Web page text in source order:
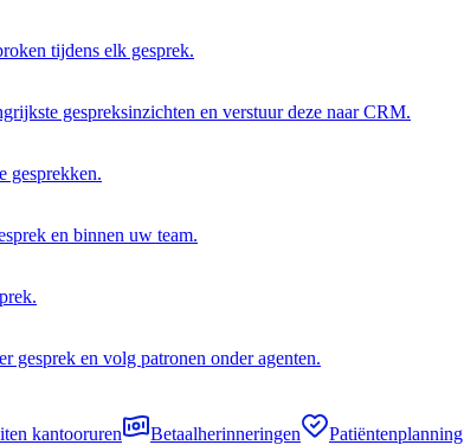
tijdens elk gesprek.
gespreksinzichten en verstuur deze naar CRM.
gesprekken.
en binnen uw team.
gesprek en volg patronen onder agenten.
kantooruren Betaalherinneringen
Patiëntenplanning